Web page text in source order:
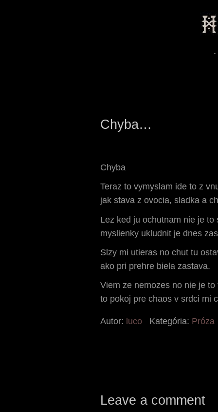
::
Chyba…
Chyba
Teraz to vymyslam ide to z
jak stava z ovocia, sladka a
Lez ked ju ochutnam nie je to
myslienky ukludnit je dnes
Slzy mi utieras no chut tu
ako pri prehre biela zastava.
Viem ze nemozes no nie je to
to pokoj pre chaos v srdci mi
Autor: luco Kategória: Próza
Leave a comment